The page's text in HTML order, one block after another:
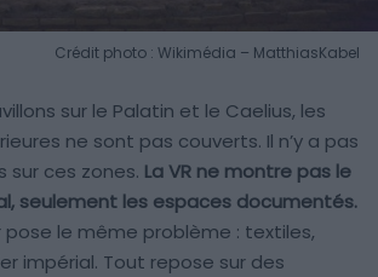
Crédit photo : Wikimédia – MatthiasKabel
sur le Palatin et le Caelius, les
ne sont pas couverts. Il n’y a pas
sur ces zones. La VR ne montre pas le
seulement les espaces documentés.
pose le même problème : textiles,
impérial. Tout repose sur des